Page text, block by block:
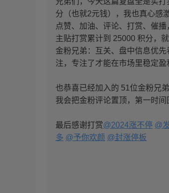
分（也就2元钱），我也真心感
点赞、加油、评论、打赏、催
主贴打赏累计到 25000 积分，
金粉兄弟：互关、盘中信息优
注，专注了才能在市场里稳定
也恭喜已经加入的 51位金粉兄
我会把金粉评论置顶，第一时间
最后感谢打赏@2024涨不停 @
多 @予你欢颜 @封涨停板